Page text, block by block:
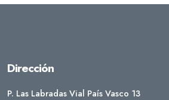
Dirección
P. Las Labradas Vial País Vasco 13